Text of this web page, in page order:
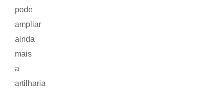
pode
ampliar
ainda
mais
a
artilharia